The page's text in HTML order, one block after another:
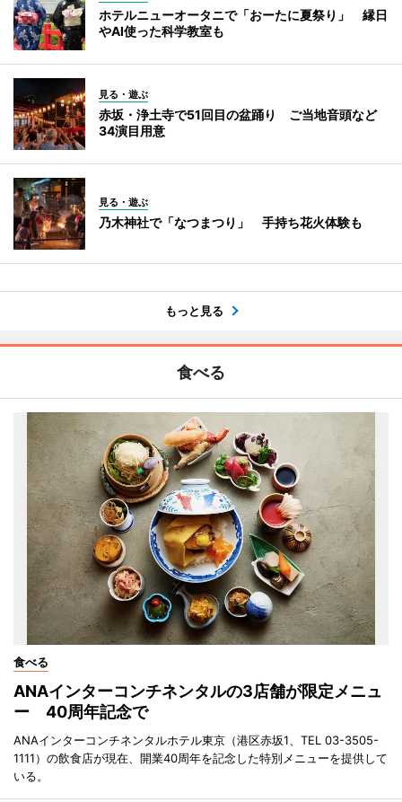
ホテルニューオータニで「おーたに夏祭り」 縁日
やAI使った科学教室も
見る・遊ぶ
赤坂・浄土寺で51回目の盆踊り ご当地音頭など
34演目用意
見る・遊ぶ
乃木神社で「なつまつり」 手持ち花火体験も
もっと見る
食べる
食べる
ANAインターコンチネンタルの3店舗が限定メニュ
ー 40周年記念で
ANAインターコンチネンタルホテル東京（港区赤坂1、TEL 03-3505-
1111）の飲食店が現在、開業40周年を記念した特別メニューを提供して
いる。